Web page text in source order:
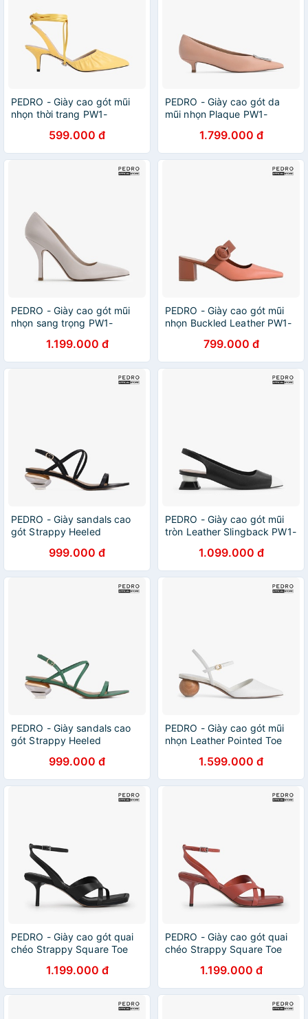
PEDRO - Giày cao gót mũi
nhọn thời trang PW1-
599.000 đ
PEDRO - Giày cao gót da
mũi nhọn Plaque PW1-
1.799.000 đ
PEDRO - Giày cao gót mũi
nhọn sang trọng PW1-
1.199.000 đ
PEDRO - Giày cao gót mũi
nhọn Buckled Leather PW1-
799.000 đ
PEDRO - Giày sandals cao
gót Strappy Heeled
999.000 đ
PEDRO - Giày cao gót mũi
tròn Leather Slingback PW1-
1.099.000 đ
PEDRO - Giày sandals cao
gót Strappy Heeled
999.000 đ
PEDRO - Giày cao gót mũi
nhọn Leather Pointed Toe
1.599.000 đ
PEDRO - Giày cao gót quai
chéo Strappy Square Toe
1.199.000 đ
PEDRO - Giày cao gót quai
chéo Strappy Square Toe
1.199.000 đ